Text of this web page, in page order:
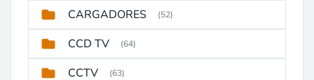
CARGADORES (52)
CCD TV (64)
CCTV (63)